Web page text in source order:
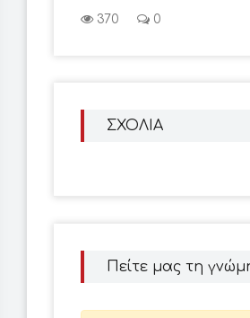
370 0
ΣΧΟΛΙΑ
Πείτε μας τη